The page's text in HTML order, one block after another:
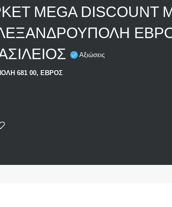
MEGA DISCOUNT
Αξιώσεις
681 00, ΕΒΡΟΣ